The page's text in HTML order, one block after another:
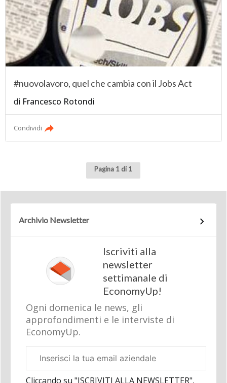
#nuovolavoro, quel che cambia con il Jobs Act
di Francesco Rotondi
Condividi
Pagina 1 di 1
Archivio Newsletter
Iscriviti alla
newsletter
settimanale di
EconomyUp!
Ogni domenica le news, gli
approfondimenti e le interviste di
EconomyUp.
aziendale
Cliccando su "ISCRIVITI ALLA NEWSLETTER",